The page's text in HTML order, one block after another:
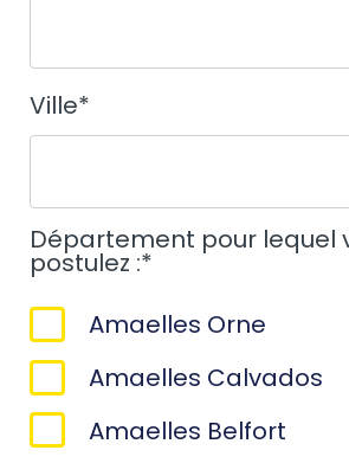
Ville*
Département pour lequel
postulez :*
Amaelles Orne
Amaelles Calvados
Amaelles Belfort